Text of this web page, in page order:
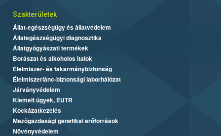
Szakterületek
Állat-egészségügy és állatvédelem
Állategészségügyi diagnosztika
Állatgyógyászati termékek
Borászat és alkoholos italok
Élelmiszer- és takarmánybiztonság
Élelmiszerlánc-biztonsági laborhálózat
Járványvédelem
Kiemelt ügyek, EUTR
Kockázatkezelés
Mezőgazdasági genetikai erőforrások
Növényvédelem